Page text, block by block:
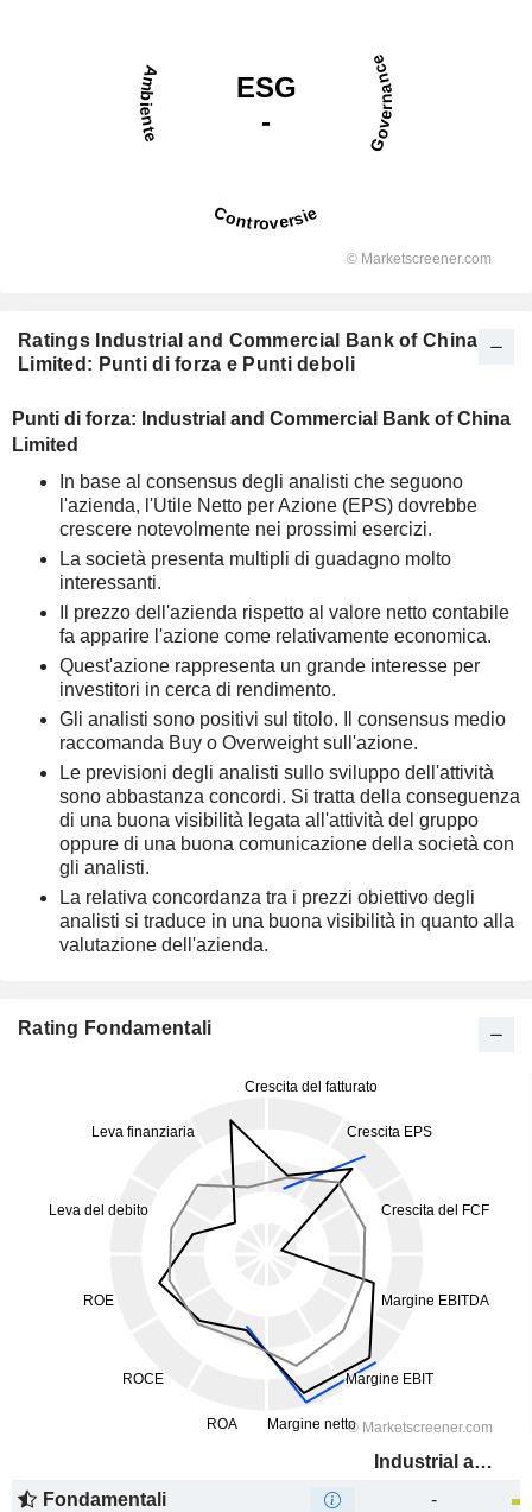
Ratings Industrial and Commercial Bank of China
Limited: Punti di forza e Punti deboli
Punti di forza: Industrial and Commercial Bank of China
Limited
In base al consensus degli analisti che seguono
l'azienda, l'Utile Netto per Azione (EPS) dovrebbe
crescere notevolmente nei prossimi esercizi.
La società presenta multipli di guadagno molto
interessanti.
Il prezzo dell'azienda rispetto al valore netto contabile
fa apparire l'azione come relativamente economica.
Quest'azione rappresenta un grande interesse per
investitori in cerca di rendimento.
Gli analisti sono positivi sul titolo. Il consensus medio
raccomanda Buy o Overweight sull'azione.
Le previsioni degli analisti sullo sviluppo dell'attività
sono abbastanza concordi. Si tratta della conseguenza
di una buona visibilità legata all'attività del gruppo
oppure di una buona comunicazione della società con
gli analisti.
La relativa concordanza tra i prezzi obiettivo degli
analisti si traduce in una buona visibilità in quanto alla
valutazione dell'azienda.
Rating Fondamentali
Industrial and Commercial Bank of China Limited
Fondamentali
-